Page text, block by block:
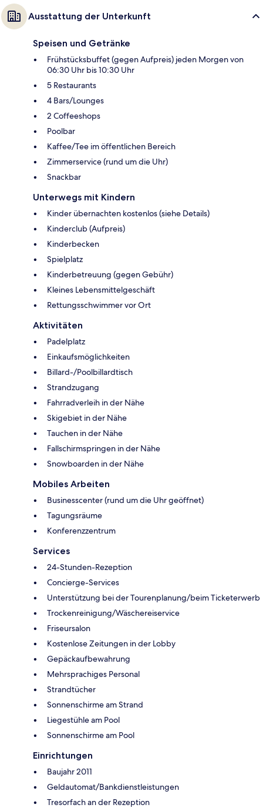
Ausstattung der Unterkunft
Speisen und Getränke
Frühstücksbuffet (gegen Aufpreis) jeden Morgen von
06:30 Uhr bis 10:30 Uhr
5 Restaurants
4 Bars/Lounges
2 Coffeeshops
Poolbar
Kaffee/Tee im öffentlichen Bereich
Zimmerservice (rund um die Uhr)
Snackbar
Unterwegs mit Kindern
Kinder übernachten kostenlos (siehe Details)
Kinderclub (Aufpreis)
Kinderbecken
Spielplatz
Kinderbetreuung (gegen Gebühr)
Kleines Lebensmittelgeschäft
Rettungsschwimmer vor Ort
Aktivitäten
Padelplatz
Einkaufsmöglichkeiten
Billard-/Poolbillardtisch
Strandzugang
Fahrradverleih in der Nähe
Skigebiet in der Nähe
Tauchen in der Nähe
Fallschirmspringen in der Nähe
Snowboarden in der Nähe
Mobiles Arbeiten
Businesscenter (rund um die Uhr geöffnet)
Tagungsräume
Konferenzzentrum
Services
24-Stunden-Rezeption
Concierge-Services
Unterstützung bei der Tourenplanung/beim Ticketerwerb
Trockenreinigung/Wäschereiservice
Friseursalon
Kostenlose Zeitungen in der Lobby
Gepäckaufbewahrung
Mehrsprachiges Personal
Strandtücher
Sonnenschirme am Strand
Liegestühle am Pool
Sonnenschirme am Pool
Einrichtungen
Baujahr 2011
Geldautomat/Bankdienstleistungen
Tresorfach an der Rezeption